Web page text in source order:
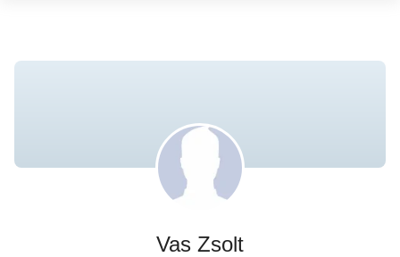
Vas Zsolt